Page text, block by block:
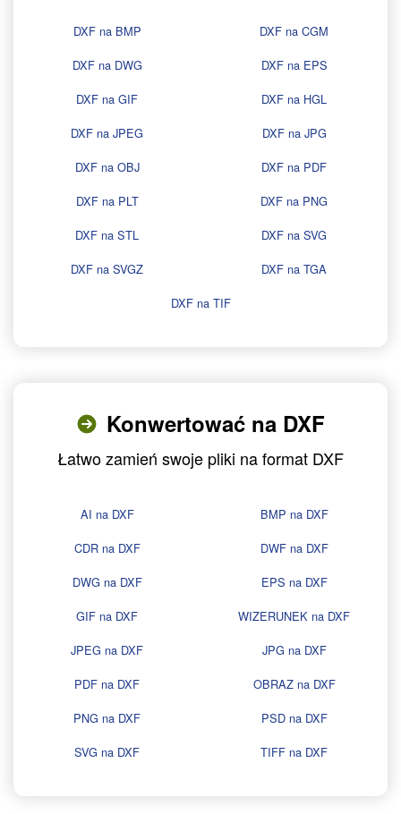
DXF na BMP
DXF na CGM
DXF na DWG
DXF na EPS
DXF na GIF
DXF na HGL
DXF na JPEG
DXF na JPG
DXF na OBJ
DXF na PDF
DXF na PLT
DXF na PNG
DXF na STL
DXF na SVG
DXF na SVGZ
DXF na TGA
DXF na TIF
Konwertować na DXF
Łatwo zamień swoje pliki na format DXF
AI na DXF
BMP na DXF
CDR na DXF
DWF na DXF
DWG na DXF
EPS na DXF
GIF na DXF
WIZERUNEK na DXF
JPEG na DXF
JPG na DXF
PDF na DXF
OBRAZ na DXF
PNG na DXF
PSD na DXF
SVG na DXF
TIFF na DXF